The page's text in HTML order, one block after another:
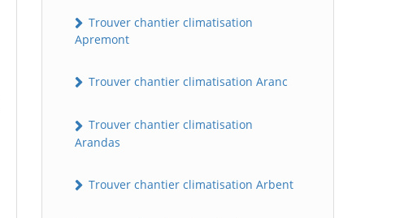
Trouver chantier climatisation
Apremont
Trouver chantier climatisation Aranc
Trouver chantier climatisation
Arandas
Trouver chantier climatisation Arbent